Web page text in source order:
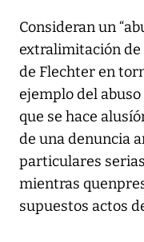
Consideran un
extralimitación de
de Flechter en
ejemplo del
que se hace
de una denuncia
particulares
mientras
supuestos actos